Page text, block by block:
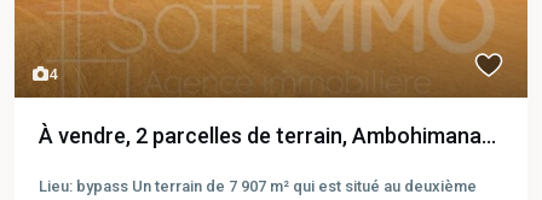
4
À vendre, 2 parcelles de terrain, Ambohimana...
Lieu: bypass Un terrain de 7 907 m² qui est situé au deuxième